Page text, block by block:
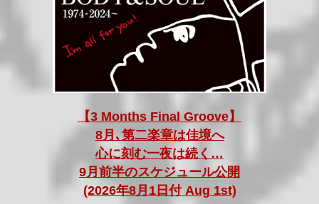
【3 Months Final Groove】
8月､第二楽章は佳境へ
心に刻む一夜は続く…
9月前半のスケジュール公開
(2026年8月1日付 Aug 1st)